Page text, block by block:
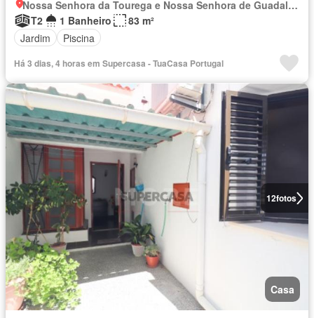
Nossa Senhora da Tourega e Nossa Senhora de Guadalupe, Évora
T2
1 Banheiro
83 m²
Jardim
Piscina
Há 3 dias, 4 horas em Supercasa - TuaCasa Portugal
12fotos
Casa